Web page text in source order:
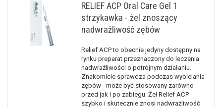
RELIEF ACP Oral Care Gel 1
strzykawka - żel znoszący
nadwrażliwość zębów
Relief ACP to obecnie jedyny dostępny na
rynku preparat przeznaczony do leczenia
nadwrażliwości o potrójnym działaniu.
Znakomicie sprawdza podczas wybielania
zębów - może być stosowany zarówno
przed jak i po zabiegu. Żel Relief ACP
szybko i skutecznie znosi nadwrażliwość